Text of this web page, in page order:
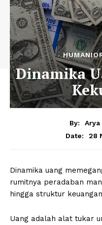
Dinamika
By:
Arya
Date:
28
Dinamika uang
rumitnya peradaban
hingga struktur
Uang adalah alat tukar